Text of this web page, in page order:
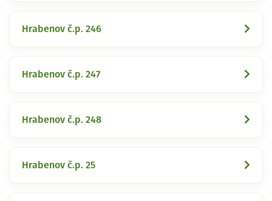
Hrabenov č.p. 246
Hrabenov č.p. 247
Hrabenov č.p. 248
Hrabenov č.p. 25